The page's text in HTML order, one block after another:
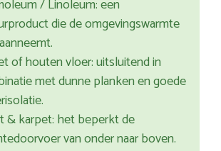
/ Linoleum: een
die de omgevingswarmte
of houten vloer: uitsluitend in
met dunne planken en goede
& karpet: het beperkt de
van onder naar boven.